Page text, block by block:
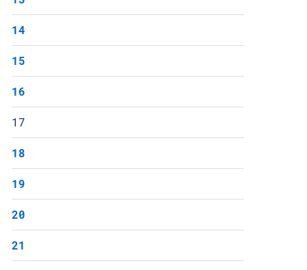
14
15
16
17
18
19
20
21